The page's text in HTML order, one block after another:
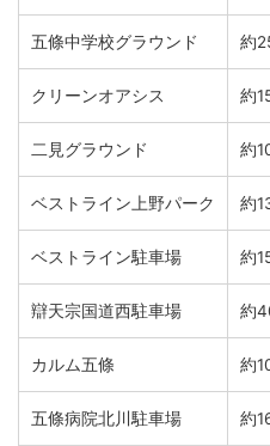
五條中学校グラウンド 約
クリーンオアシス 約
二見グラウンド 約
ベストライン上野パーク 約
ベストライン駐車場 約
辯天宗国道西駐車場 約
カルム五條 約
五條病院北川駐車場 約